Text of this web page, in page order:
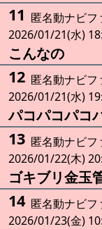
11 匿名動ナビフ
2026/01/21(水)
こんなの
12 匿名動ナビフ
2026/01/21(水)
パコパコパコ
13 匿名動ナビフ
2026/01/22(木)
ゴキブリ金玉
14 匿名動ナビフ
2026/01/23(金)